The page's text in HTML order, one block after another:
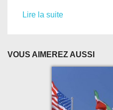
l’autorité municipale et la
identification claire de l’élu
cette écharpe respecte les
ses couleurs que dans ses
excellente tenue dans le
Lire la suite
VOUS AIMEREZ AUSSI